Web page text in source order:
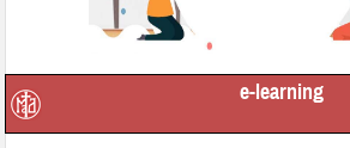
e-learning